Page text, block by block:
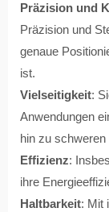
Präzision und
Präzision und
genaue
ist.
Vielseitigkeit:
Anwendungen
hin zu
Effizienz:
ihre
Haltbarkeit: Mit